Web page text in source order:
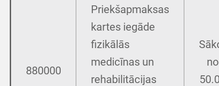
880000
Priekšapmaksas
kartes iegāde
fizikālās
medicīnas un
rehabilitācijas
no